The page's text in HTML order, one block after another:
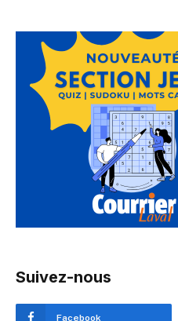
Suivez-nous
Facebook